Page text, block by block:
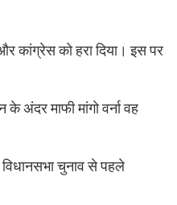
कांग्रेस को हरा दिया। इस पर
अंदर माफी मांगो वर्ना वह
चुनाव से पहले